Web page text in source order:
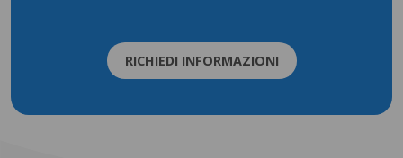
RICHIEDI INFORMAZIONI